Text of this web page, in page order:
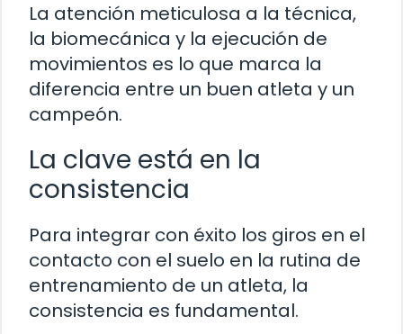
La atención meticulosa a la técnica,
la biomecánica y la ejecución de
movimientos es lo que marca la
diferencia entre un buen atleta y un
campeón.
La clave está en la
consistencia
Para integrar con éxito los giros en el
contacto con el suelo en la rutina de
entrenamiento de un atleta, la
consistencia es fundamental.